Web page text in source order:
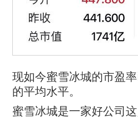
现如今蜜雪冰城的市盈
的平均水平。
蜜雪冰城是一家好公司